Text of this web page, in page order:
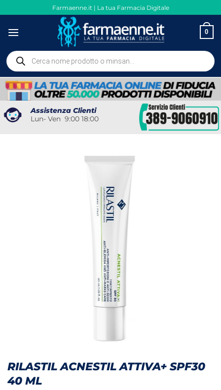
ai
contenuti
Farmaenne.it | La tua Farmacia Digitale
0
Ricerca
prodotti
Assistenza Clienti
Lun- Ven 9:00 18:00
RILASTIL ACNESTIL ATTIVA+ SPF30
40 ML